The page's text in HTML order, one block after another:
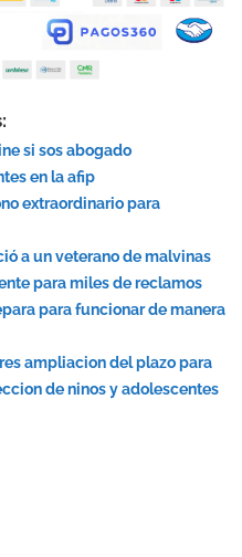
si sos abogado
en la afip
extraordinario para
a un veterano de malvinas
para miles de reclamos
para funcionar de manera
ampliacion del plazo para
de ninos y adolescentes